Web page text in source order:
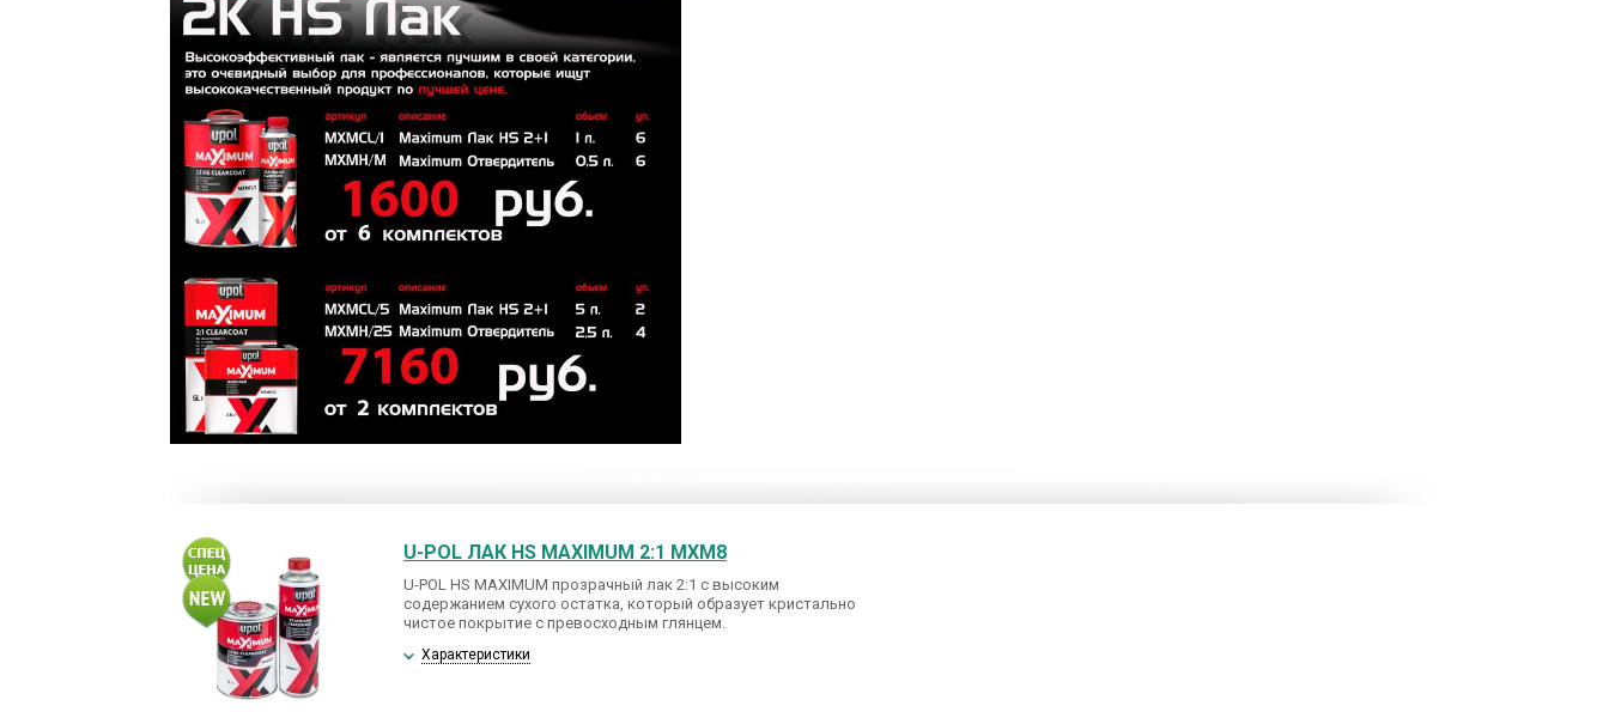
U-POL ЛАК HS MAXIMUM 2:1 MXM8
U-POL HS MAXIMUM прозрачный лак 2:1 с высоким
содержанием сухого остатка, который образует кристально
чистое покрытие с превосходным глянцем.
Характеристики